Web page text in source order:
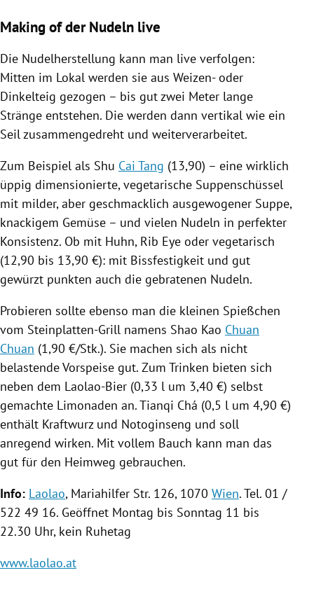
Making of der Nudeln live
Die Nudelherstellung kann man live verfolgen:
Mitten im Lokal werden sie aus Weizen- oder
Dinkelteig gezogen – bis gut zwei Meter lange
Stränge entstehen. Die werden dann vertikal wie ein
Seil zusammengedreht und weiterverarbeitet.
Zum Beispiel als Shu Cai Tang (13,90) – eine wirklich
üppig dimensionierte, vegetarische Suppenschüssel
mit milder, aber geschmacklich ausgewogener Suppe,
knackigem Gemüse – und vielen Nudeln in perfekter
Konsistenz. Ob mit Huhn, Rib Eye oder vegetarisch
(12,90 bis 13,90 €): mit Bissfestigkeit und gut
gewürzt punkten auch die gebratenen Nudeln.
Probieren sollte ebenso man die kleinen Spießchen
vom Steinplatten-Grill namens Shao Kao Chuan
Chuan (1,90 €/Stk.). Sie machen sich als nicht
belastende Vorspeise gut. Zum Trinken bieten sich
neben dem Laolao-Bier (0,33 l um 3,40 €) selbst
gemachte Limonaden an. Tianqi Chá (0,5 l um 4,90 €)
enthält Kraftwurz und Notoginseng und soll
anregend wirken. Mit vollem Bauch kann man das
gut für den Heimweg gebrauchen.
Info: Laolao, Mariahilfer Str. 126, 1070 Wien. Tel. 01 /
522 49 16. Geöffnet Montag bis Sonntag 11 bis
22.30 Uhr, kein Ruhetag
www.laolao.at